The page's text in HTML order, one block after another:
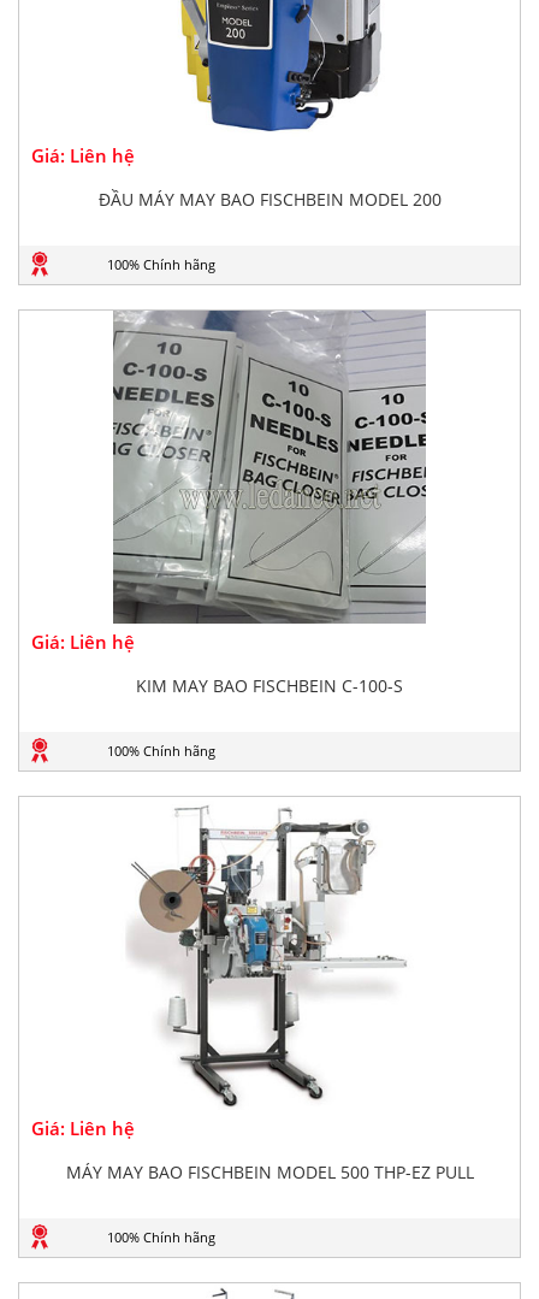
Giá: Liên hệ
ĐẦU MÁY MAY BAO FISCHBEIN MODEL 200
100% Chính hãng
Giá: Liên hệ
KIM MAY BAO FISCHBEIN C-100-S
100% Chính hãng
Giá: Liên hệ
MÁY MAY BAO FISCHBEIN MODEL 500 THP-EZ PULL
100% Chính hãng